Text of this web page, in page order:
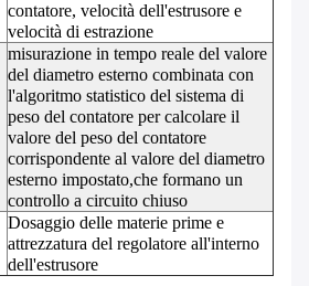
contatore, velocità dell'estrusore e
velocità di estrazione
misurazione in tempo reale del valore
del diametro esterno combinata con
l'algoritmo statistico del sistema di
peso del contatore per calcolare il
valore del peso del contatore
corrispondente al valore del diametro
esterno impostato,che formano un
controllo a circuito chiuso
Dosaggio delle materie prime e
attrezzatura del regolatore all'interno
dell'estrusore